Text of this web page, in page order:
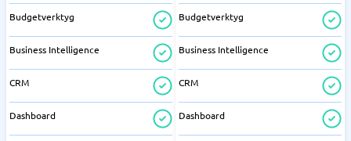
Budgetverktyg
Business Intelligence
CRM
Dashboard
Budgetverktyg
Business Intelligence
CRM
Dashboard